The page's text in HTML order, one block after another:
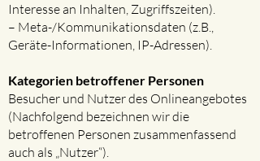
Interesse an Inhalten, Zugriffszeiten).
– Meta-/Kommunikationsdaten (z.B.,
Geräte-Informationen, IP-Adressen).
Kategorien betroffener Personen​
Besucher und Nutzer des Onlineangebotes
(Nachfolgend bezeichnen wir die
betroffenen Personen zusammenfassend
auch als „Nutzer“).